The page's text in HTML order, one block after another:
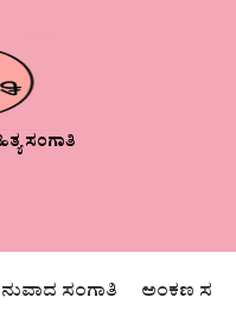
ಸಂಗಾತಿ
ಸಂಗಾತಿ ಅಂಕಣ